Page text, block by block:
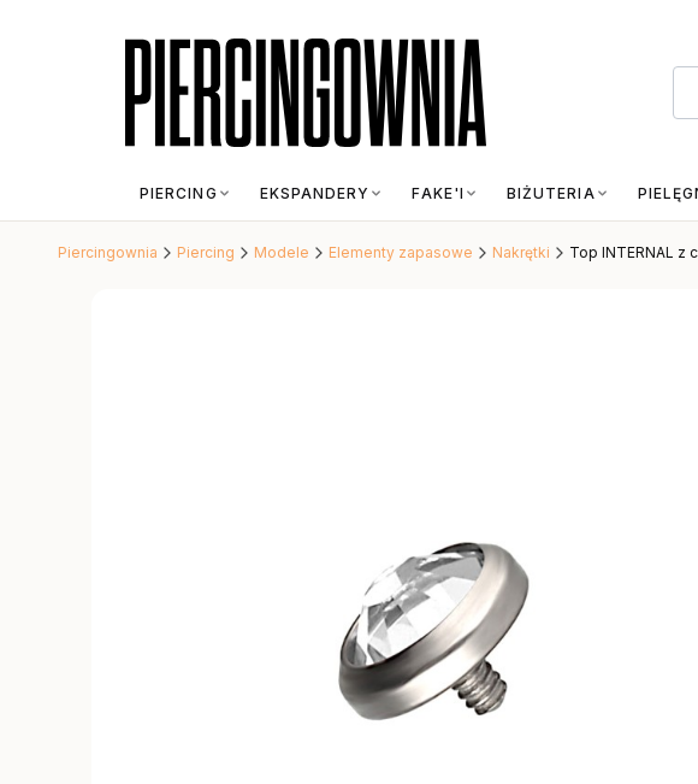
PIERCING EKSPANDERY FAKE'I BIŻUTERIA
Piercingownia Piercing Modele Elementy zapasowe Nakrętki Top INTERNAL z